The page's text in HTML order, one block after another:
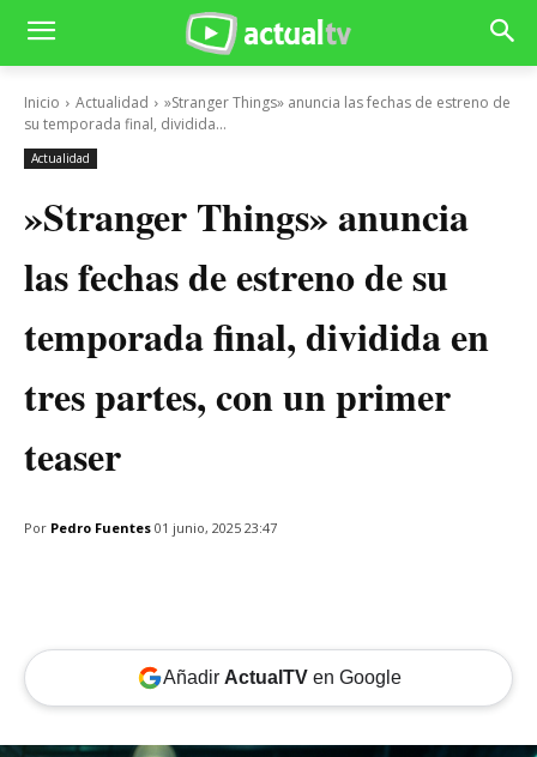
Inicio Actualidad
»Stranger Things» anuncia las fechas de estreno de
su temporada final, dividida...
Actualidad
»Stranger Things» anuncia
las fechas de estreno de su
temporada final, dividida en
tres partes, con un primer
teaser
Por Pedro Fuentes 01 junio, 2025 23:47
Añadir ActualTVen Google